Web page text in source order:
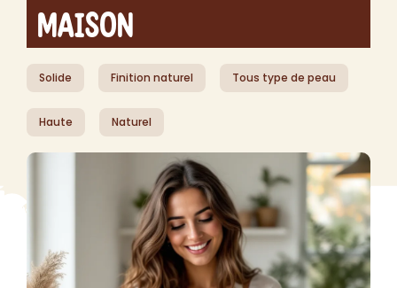
maison
Solide Finition naturel Tous type de peau
Haute Naturel